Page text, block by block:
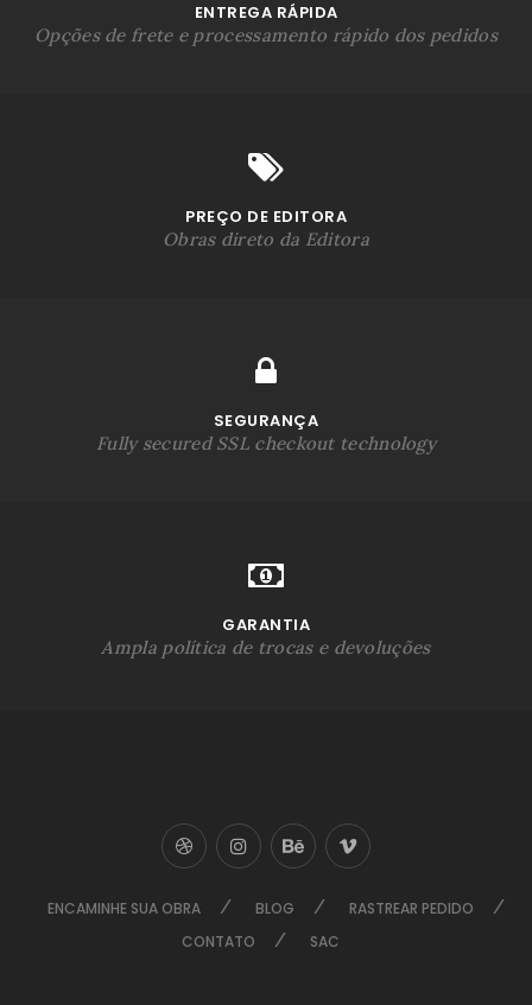
ENTREGA RÁPIDA
Opções de frete e processamento rápido dos pedidos
PREÇO DE EDITORA
Obras direto da Editora
SEGURANÇA
Fully secured SSL checkout technology
GARANTIA
Ampla política de trocas e devoluções
ENCAMINHE SUA OBRA BLOG
RASTREAR PEDIDO
CONTATO
SAC